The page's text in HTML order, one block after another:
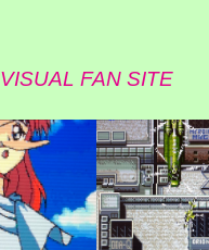
VISUAL FAN SITE